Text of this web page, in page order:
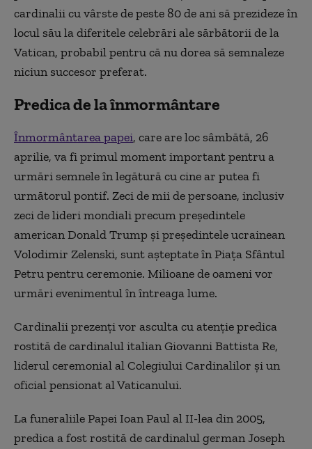
cardinalii cu vârste de peste 80 de ani să prezideze în
locul său la diferitele celebrări ale sărbătorii de la
Vatican, probabil pentru că nu dorea să semnaleze
niciun succesor preferat.
Predica de la înmormântare
Înmormântarea papei, care are loc sâmbătă, 26
aprilie, va fi primul moment important pentru a
urmări semnele în legătură cu cine ar putea fi
următorul pontif. Zeci de mii de persoane, inclusiv
zeci de lideri mondiali precum preşedintele
american Donald Trump şi preşedintele ucrainean
Volodimir Zelenski, sunt aşteptate în Piaţa Sfântul
Petru pentru ceremonie. Milioane de oameni vor
urmări evenimentul în întreaga lume.
Cardinalii prezenţi vor asculta cu atenţie predica
rostită de cardinalul italian Giovanni Battista Re,
liderul ceremonial al Colegiului Cardinalilor şi un
oficial pensionat al Vaticanului.
La funeraliile Papei Ioan Paul al II-lea din 2005,
predica a fost rostită de cardinalul german Joseph